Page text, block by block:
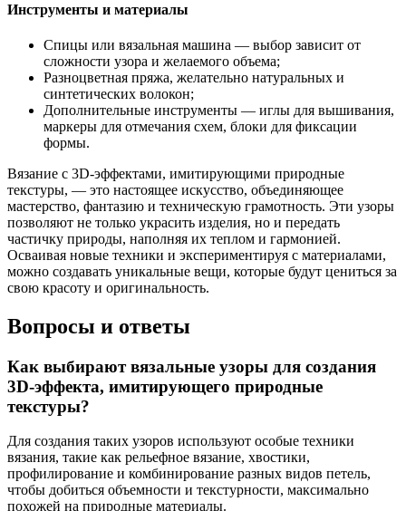
Инструменты и материалы
Спицы или вязальная машина — выбор зависит от
сложности узора и желаемого объема;
Разноцветная пряжа, желательно натуральных и
синтетических волокон;
Дополнительные инструменты — иглы для вышивания,
маркеры для отмечания схем, блоки для фиксации
формы.
Вязание с 3D-эффектами, имитирующими природные
текстуры, — это настоящее искусство, объединяющее
мастерство, фантазию и техническую грамотность. Эти узоры
позволяют не только украсить изделия, но и передать
частичку природы, наполняя их теплом и гармонией.
Осваивая новые техники и экспериментируя с материалами,
можно создавать уникальные вещи, которые будут цениться за
свою красоту и оригинальность.
Вопросы и ответы
Как выбирают вязальные узоры для создания
3D-эффекта, имитирующего природные
текстуры?
Для создания таких узоров используют особые техники
вязания, такие как рельефное вязание, хвостики,
профилирование и комбинирование разных видов петель,
чтобы добиться объемности и текстурности, максимально
похожей на природные материалы.